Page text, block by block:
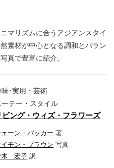
マリズムに合うアジアンスタイ
素材が中心となる調和とバラン
真で豊富に紹介。
味･実用・芸術
ーテー・スタイル
ビング・ウィズ・フラワーズ
ェーン・パッカー 著
モン・ブラウン 写真
木 宏子 訳